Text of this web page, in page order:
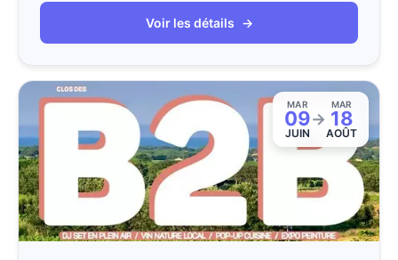
Voir les détails →
MAR
09
JUIN
→
MAR
18
AOÛT